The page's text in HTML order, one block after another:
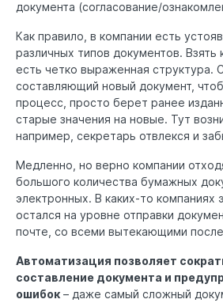
документа (согласование/
Как правило, в компании есть
различных типов документов. Взять
есть четко выраженная структура.
составляющий новый документ,
процесс, просто берет ранее
старые значения на новые. Тут
например, секретарь отвлекся и
Медленно, но верно компании
большого количества бумажных
электронных. В каких-то компаниях
остался на уровне отправки
почте, со всеми вытекающими
Автоматизация позволяет
составление документа и
ошибок – даже самый сложный